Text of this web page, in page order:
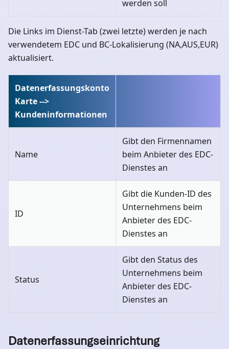
werden soll
Die Links im Dienst-Tab (zwei letzte) werden je nach
verwendetem EDC und BC-Lokalisierung (NA,AUS,EUR)
aktualisiert.
Datenerfassungskonto
Karte -->
Kundeninformationen
Name
Gibt den Firmennamen
beim Anbieter des EDC-
Dienstes an
ID
Gibt die Kunden-ID des
Unternehmens beim
Anbieter des EDC-
Dienstes an
Status
Gibt den Status des
Unternehmens beim
Anbieter des EDC-
Dienstes an
Datenerfassungseinrichtung